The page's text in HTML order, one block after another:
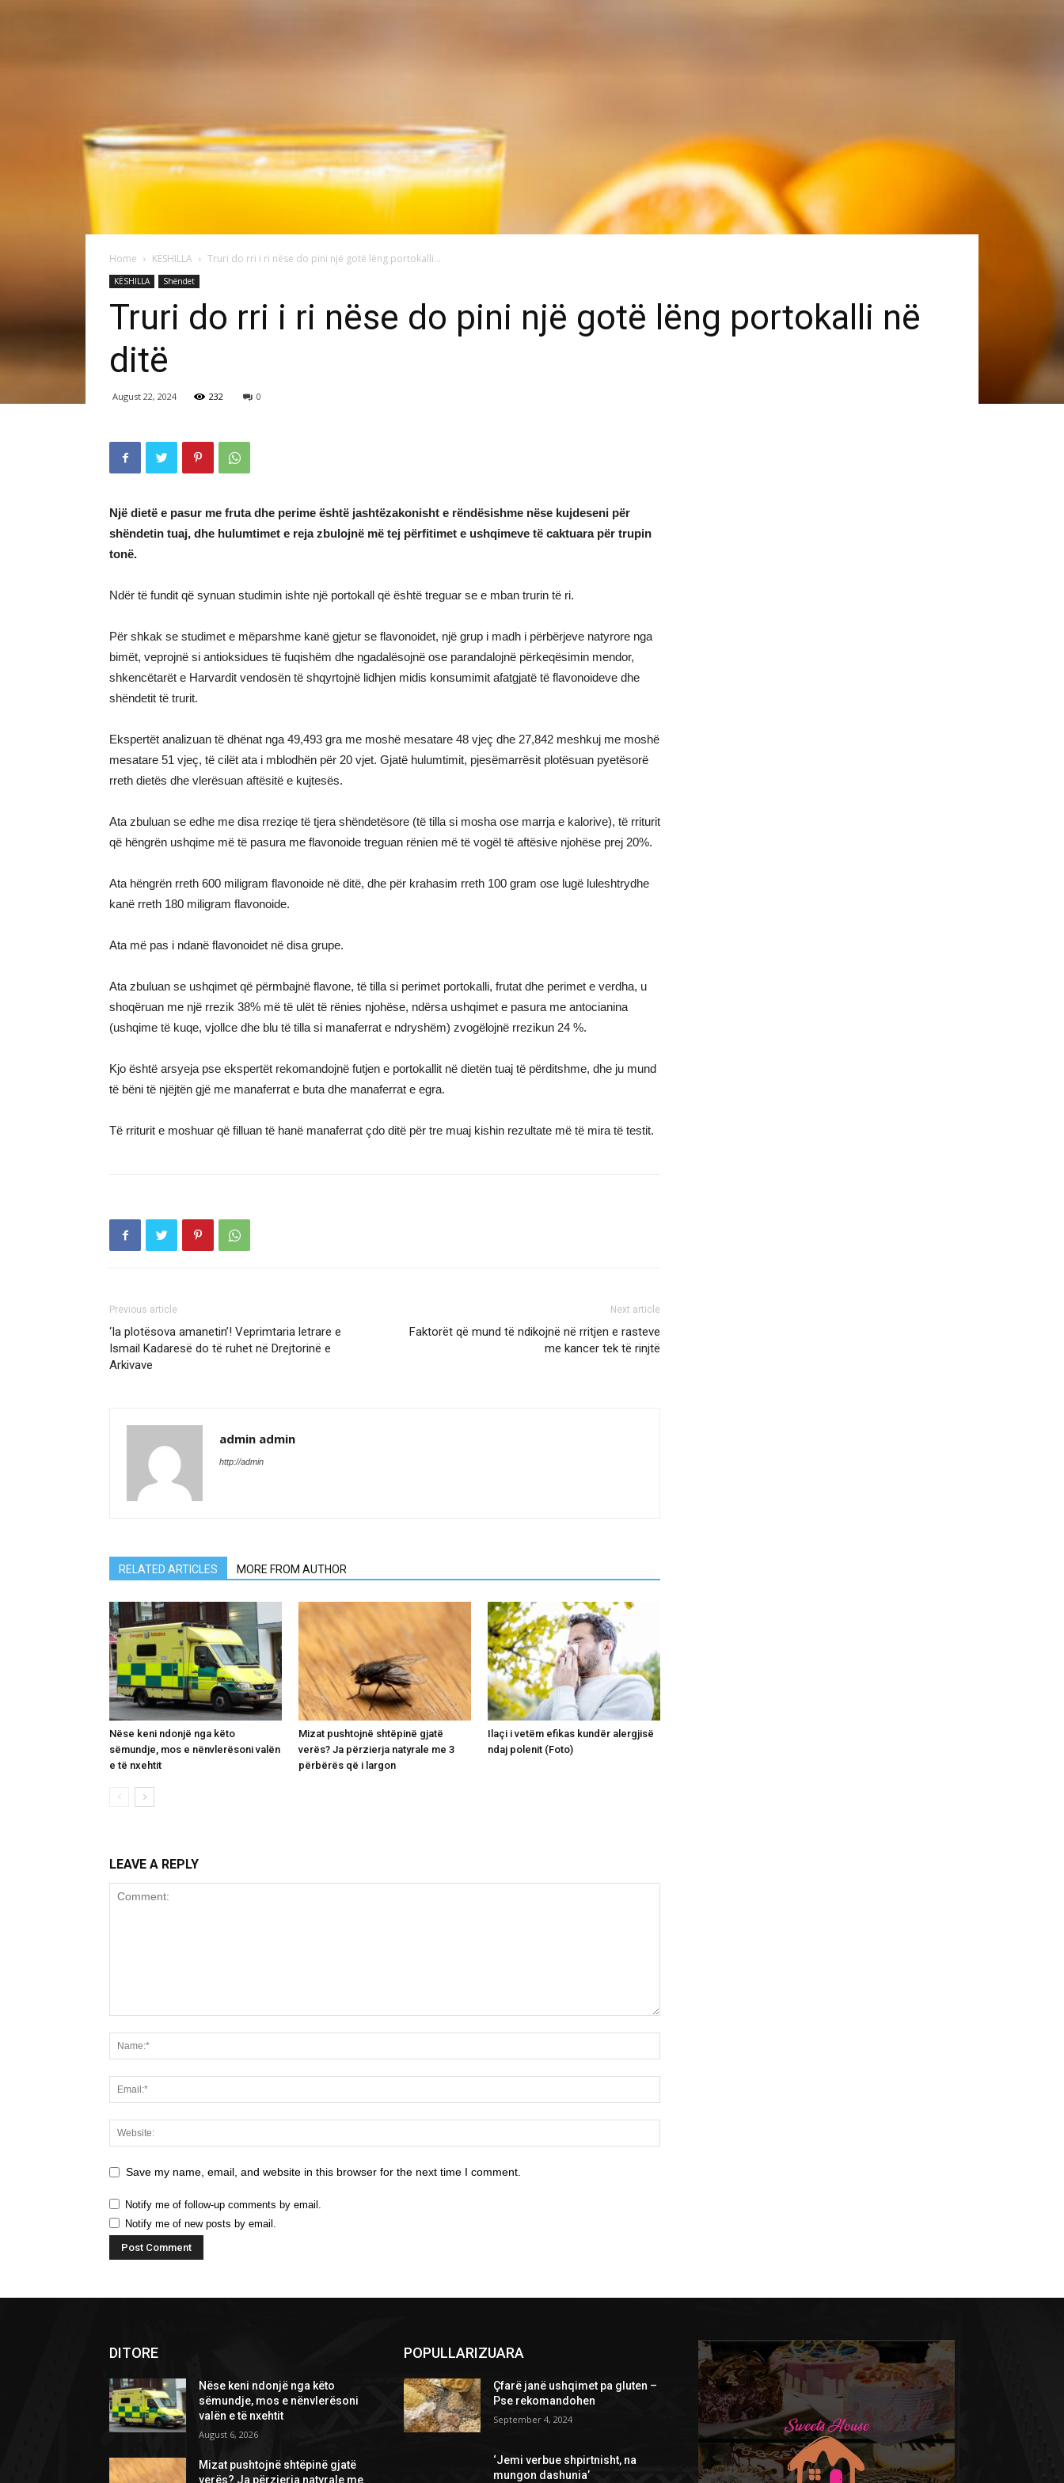
Home KËSHILLA Truri do rri i ri nëse do pini një gotë lëng portokalli...
KËSHILLA Shëndet
Truri do rri i ri nëse do pini një gotë lëng portokalli në
ditë
August 22, 2024 232 0
Një dietë e pasur me fruta dhe perime është jashtëzakonisht e rëndësishme nëse kujdeseni për
shëndetin tuaj, dhe hulumtimet e reja zbulojnë më tej përfitimet e ushqimeve të caktuara për trupin
tonë.
Ndër të fundit që synuan studimin ishte një portokall që është treguar se e mban trurin të ri.
Për shkak se studimet e mëparshme kanë gjetur se flavonoidet, një grup i madh i përbërjeve natyrore nga
bimët, veprojnë si antioksidues të fuqishëm dhe ngadalësojnë ose parandalojnë përkeqësimin mendor,
shkencëtarët e Harvardit vendosën të shqyrtojnë lidhjen midis konsumimit afatgjatë të flavonoideve dhe
shëndetit të trurit.
Ekspertët analizuan të dhënat nga 49,493 gra me moshë mesatare 48 vjeç dhe 27,842 meshkuj me moshë
mesatare 51 vjeç, të cilët ata i mblodhën për 20 vjet. Gjatë hulumtimit, pjesëmarrësit plotësuan pyetësorë
rreth dietës dhe vlerësuan aftësitë e kujtesës.
Ata zbuluan se edhe me disa rreziqe të tjera shëndetësore (të tilla si mosha ose marrja e kalorive), të rriturit
që hëngrën ushqime më të pasura me flavonoide treguan rënien më të vogël të aftësive njohëse prej 20%.
Ata hëngrën rreth 600 miligram flavonoide në ditë, dhe për krahasim rreth 100 gram ose lugë luleshtrydhe
kanë rreth 180 miligram flavonoide.
Ata më pas i ndanë flavonoidet në disa grupe.
Ata zbuluan se ushqimet që përmbajnë flavone, të tilla si perimet portokalli, frutat dhe perimet e verdha, u
shoqëruan me një rrezik 38% më të ulët të rënies njohëse, ndërsa ushqimet e pasura me antocianina
(ushqime të kuqe, vjollce dhe blu të tilla si manaferrat e ndryshëm) zvogëlojnë rrezikun 24 %.
Kjo është arsyeja pse ekspertët rekomandojnë futjen e portokallit në dietën tuaj të përditshme, dhe ju mund
të bëni të njëjtën gjë me manaferrat e buta dhe manaferrat e egra.
Të rriturit e moshuar që filluan të hanë manaferrat çdo ditë për tre muaj kishin rezultate më të mira të testit.
Previous article
‘Ia plotësova amanetin’! Veprimtaria letrare e
Ismail Kadaresë do të ruhet në Drejtorinë e
Arkivave
Next article
Faktorët që mund të ndikojnë në rritjen e rasteve
me kancer tek të rinjtë
admin admin
http://admin
RELATED ARTICLES MORE FROM AUTHOR
Nëse keni ndonjë nga këto
sëmundje, mos e nënvlerësoni valën
e të nxehtit
Mizat pushtojnë shtëpinë gjatë
verës? Ja përzierja natyrale me 3
përbërës që i largon
Ilaçi i vetëm efikas kundër alergjisë
ndaj polenit (Foto)
LEAVE A REPLY
Save my name, email, and website in this browser for the next time I comment.
Notify me of follow-up comments by email.
Notify me of new posts by email.
DITORE
Nëse keni ndonjë nga këto
sëmundje, mos e nënvlerësoni
valën e të nxehtit
August 6, 2026
Mizat pushtojnë shtëpinë gjatë
verës? Ja përzierja natyrale me
POPULLARIZUARA
Çfarë janë ushqimet pa gluten –
Pse rekomandohen
September 4, 2024
‘Jemi verbue shpirtnisht, na
mungon dashunia’